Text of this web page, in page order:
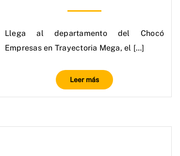
Llega al departamento del Chocó
Empresas en Trayectoria Mega, el […]
Leer más